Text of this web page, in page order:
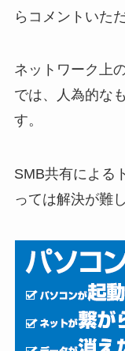
らコメントいた
ネットワーク上
では、人為的な
す。
SMB共有による
っては解決が難